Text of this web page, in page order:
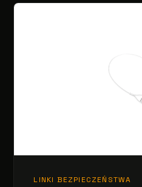
LINKI BEZPIECZEŃSTWA